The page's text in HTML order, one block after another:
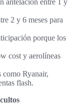
antelación entre 1 y
2 y 6 meses para
porque los
cost y aerolíneas
como Ryanair,
flash.